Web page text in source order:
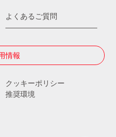
よくあるご質問
情報
クッキーポリシー
推奨環境